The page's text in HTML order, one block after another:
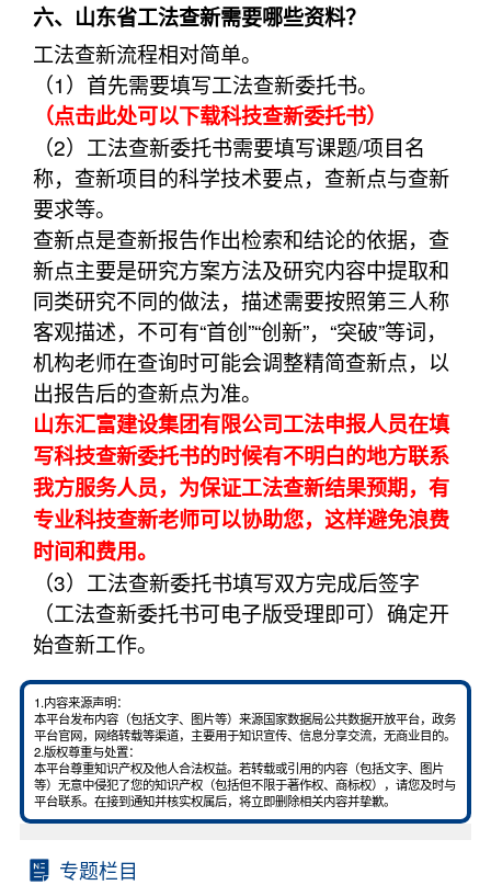
六、山东省工法查新需要哪些资料？
工法查新流程相对简单。
（1）首先需要填写工法查新委托书。
（点击此处可以下载科技查新委托书）
（2）工法查新委托书需要填写课题/项目名
称，查新项目的科学技术要点，查新点与查新
要求等。
查新点是查新报告作出检索和结论的依据，查
新点主要是研究方案方法及研究内容中提取和
同类研究不同的做法，描述需要按照第三人称
客观描述，不可有“首创”“创新”，“突破”等词，
机构老师在查询时可能会调整精简查新点，以
出报告后的查新点为准。
山东汇富建设集团有限公司工法申报人员在填
写科技查新委托书的时候有不明白的地方联系
我方服务人员，为保证工法查新结果预期，有
专业科技查新老师可以协助您，这样避免浪费
时间和费用。
（3）工法查新委托书填写双方完成后签字
（工法查新委托书可电子版受理即可）确定开
始查新工作。
1.内容来源声明：
本平台发布内容（包括文字、图片等）来源国家数据局公共数据开放平台，政务
平台官网，网络转载等渠道，主要用于知识宣传、信息分享交流，无商业目的。
2.版权尊重与处置：
本平台尊重知识产权及他人合法权益。若转载或引用的内容（包括文字、图片
等）无意中侵犯了您的知识产权（包括但不限于著作权、商标权），请您及时与
平台联系。在接到通知并核实权属后，将立即删除相关内容并挚歉。
专题栏目